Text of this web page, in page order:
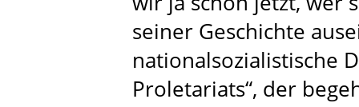
seiner Geschichte
nationalsozialistische
Proletariats“, der